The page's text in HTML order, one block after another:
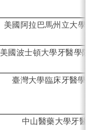
美國阿拉巴馬州立大學
美國波士頓大學牙醫學
臺灣大學臨床牙醫學
中山醫藥大學牙醫